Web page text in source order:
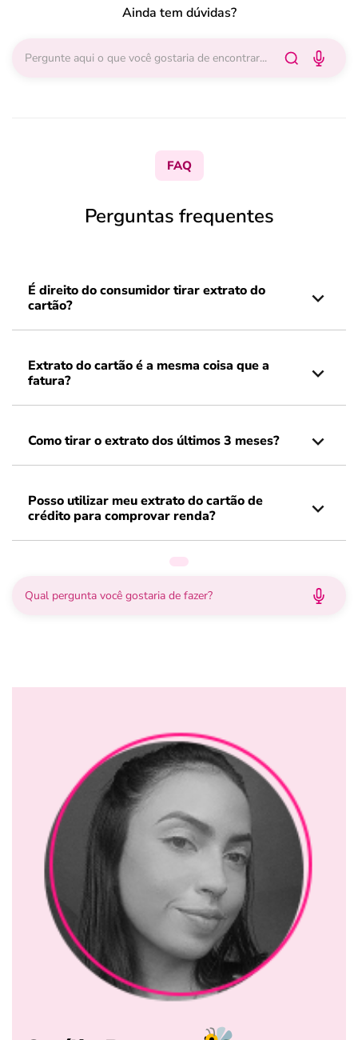
Ainda tem dúvidas?
FAQ
Perguntas frequentes
É direito do consumidor tirar extrato do
cartão?
Extrato do cartão é a mesma coisa que a
fatura?
Como tirar o extrato dos últimos 3 meses?
Posso utilizar meu extrato do cartão de
crédito para comprovar renda?